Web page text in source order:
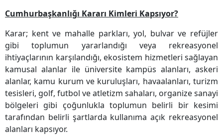
Cumhurbaşkanlığı Kararı Kimleri Kapsıyor?
Karar; kent ve mahalle parkları, yol, bulvar ve refüjler
gibi toplumun yararlandığı veya rekreasyonel
ihtiyaçlarının karşılandığı, ekosistem hizmetleri sağlayan
kamusal alanlar ile üniversite kampüs alanları, askeri
alanlar, kamu kurum ve kuruluşları, havaalanları, turizm
tesisleri, golf, futbol ve atletizm sahaları, organize sanayi
bölgeleri gibi çoğunlukla toplumun belirli bir kesimi
tarafından belirli şartlarda kullanıma açık rekreasyonel
alanları kapsıyor.